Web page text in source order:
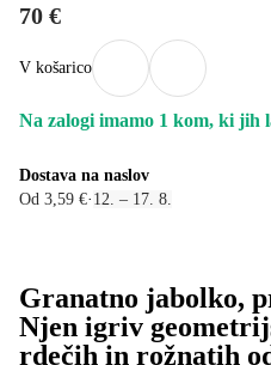
70 €
V košarico
Na zalogi imamo 1 kom, ki jih
Dostava na naslov
Od 3,59 €· 12. – 17. 8.
Granatno jabolko,
Njen igriv
rdečih in rožnatih